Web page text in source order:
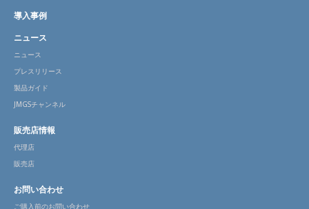
導入事例
ニュース
ニュース
プレスリリース
製品ガイド
JMGSチャンネル
販売店情報
代理店
販売店
お問い合わせ
ご購入前のお問い合わせ